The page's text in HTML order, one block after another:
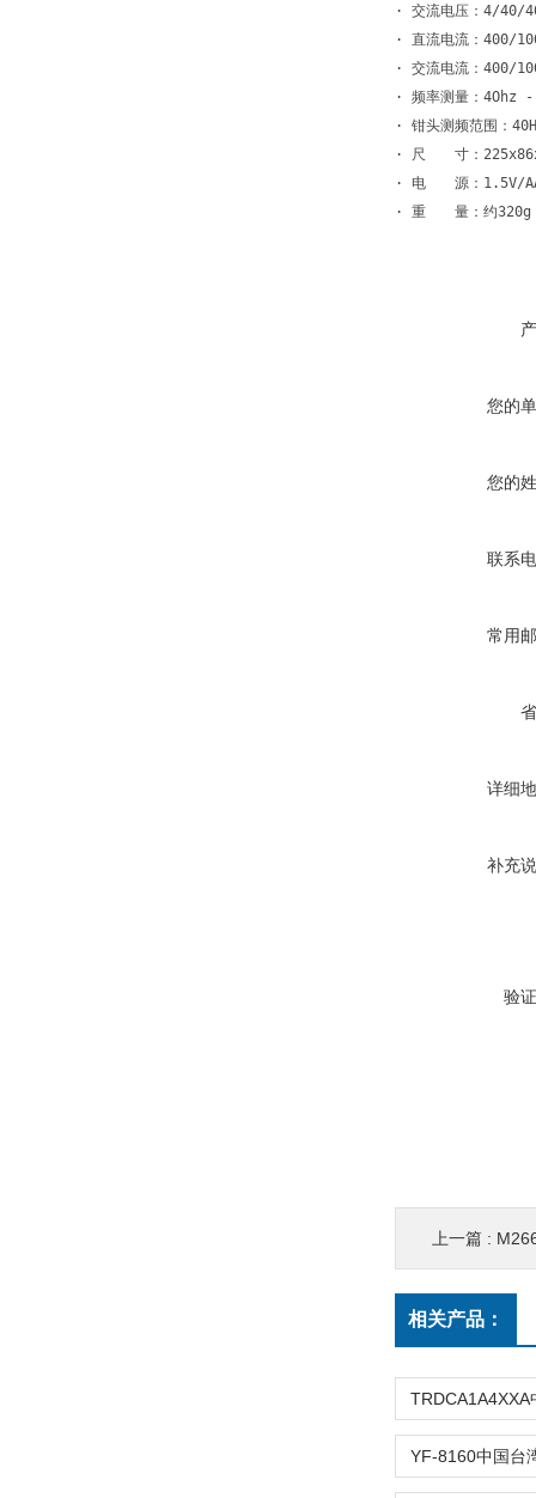
· 交流电压：4/40/
· 直流电流：400/
· 交流电流：400/
· 频率测量：4Ohz -
· 钳头测频范围：
· 尺　　寸：
· 电　　源：1.5V/
· 重　　量：约320g
您的
您的
联系
常用
详细
补充
验
上一篇 :
相关产品：